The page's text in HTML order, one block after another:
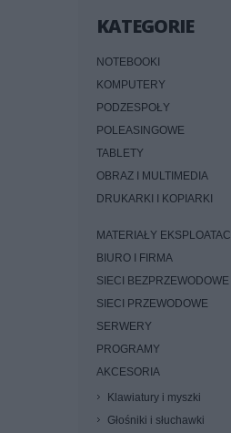
KATEGORIE
NOTEBOOKI
KOMPUTERY
PODZESPOŁY
POLEASINGOWE
TABLETY
OBRAZ I MULTIMEDIA
DRUKARKI I KOPIARKI
MATERIAŁY
BIURO I FIRMA
SIECI BEZPRZEWODOWE
SIECI PRZEWODOWE
SERWERY
PROGRAMY
AKCESORIA
Klawiatury i myszki
Głośniki i słuchawki